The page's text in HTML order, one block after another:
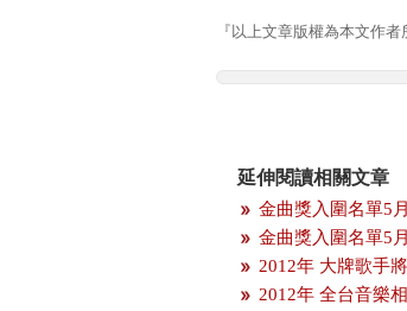
『以上文章版權為本文作
延伸閱讀相關文章
金曲獎入圍名單5
金曲獎入圍名單5
2012年 大牌歌手
2012年 全台音樂